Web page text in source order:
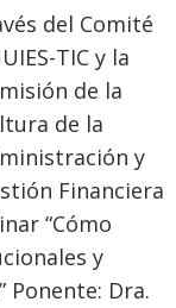
del Comité
TIC y la
de la
de la
y
Financiera
“Cómo
y
Ponente: Dra.